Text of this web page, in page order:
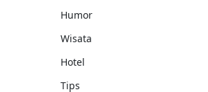
Humor
Wisata
Hotel
Tips